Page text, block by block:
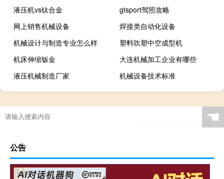
液压机vs钛合金
gtsport驾照攻略
网上销售机械设备
焊接类自动化设备
机械设计与制造专业怎么样
塑料吹塑中空成型机
机床伸缩钣金
大连机械加工企业有哪些
液压机械制造厂家
机械设备技术标准
☚
公告